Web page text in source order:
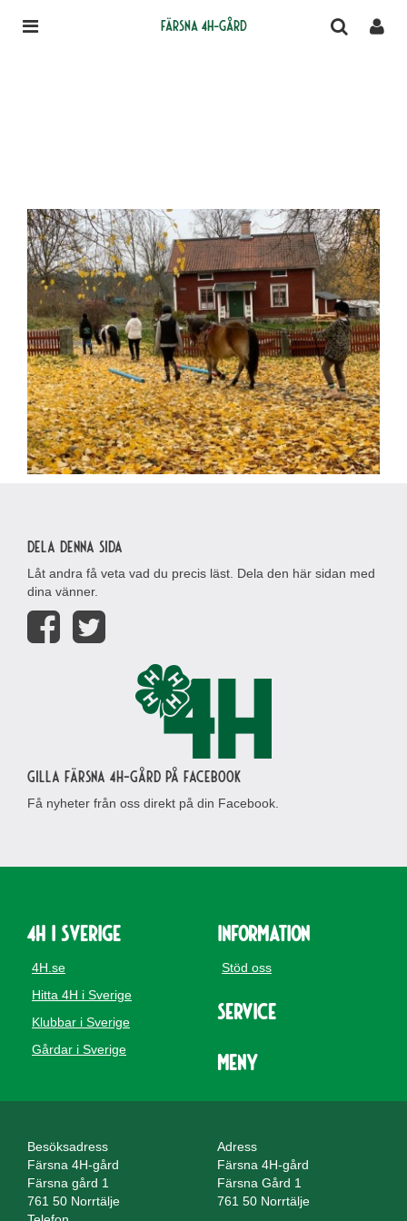
Färsna 4H-gård
Dela denna sida
Låt andra få veta vad du precis läst. Dela den här sidan med
dina vänner.
Gilla Färsna 4H-gård på Facebook
Få nyheter från oss direkt på din Facebook.
4H i Sverige
4H.se
Hitta 4H i Sverige
Klubbar i Sverige
Gårdar i Sverige
Information
Stöd oss
Service
Meny
Besöksadress
Färsna 4H-gård
Färsna gård 1
761 50 Norrtälje
Adress
Färsna 4H-gård
Färsna Gård 1
761 50 Norrtälje